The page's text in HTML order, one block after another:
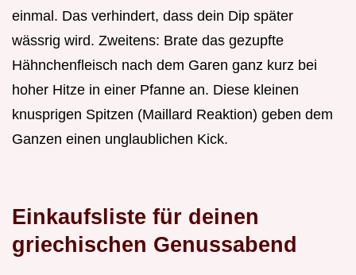
einmal. Das verhindert, dass dein Dip später
wässrig wird. Zweitens: Brate das gezupfte
Hähnchenfleisch nach dem Garen ganz kurz bei
hoher Hitze in einer Pfanne an. Diese kleinen
knusprigen Spitzen (Maillard Reaktion) geben dem
Ganzen einen unglaublichen Kick.
Einkaufsliste für deinen
griechischen Genussabend